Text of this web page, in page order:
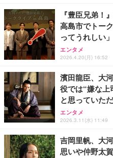
マウス 無線 静
4GHz Type-C 充
￥1,468
【MiniLED/
HOOTER
グモニター QD
像低減 (3年保証 |
￥34,980
Philips(フィリッ
チ 量子ドット
V内蔵 HDR10/
地上波受信なし
￥36,800
『豊臣兄弟！
高島市でトー
ってうれしい」
エンタメ
2026.4.20(月) 16:52
濱田龍臣、大
役では“嫌な上
と思っていた
エンタメ
2026.3.11(水) 11:49
吉岡里帆、大
思いや仲野太